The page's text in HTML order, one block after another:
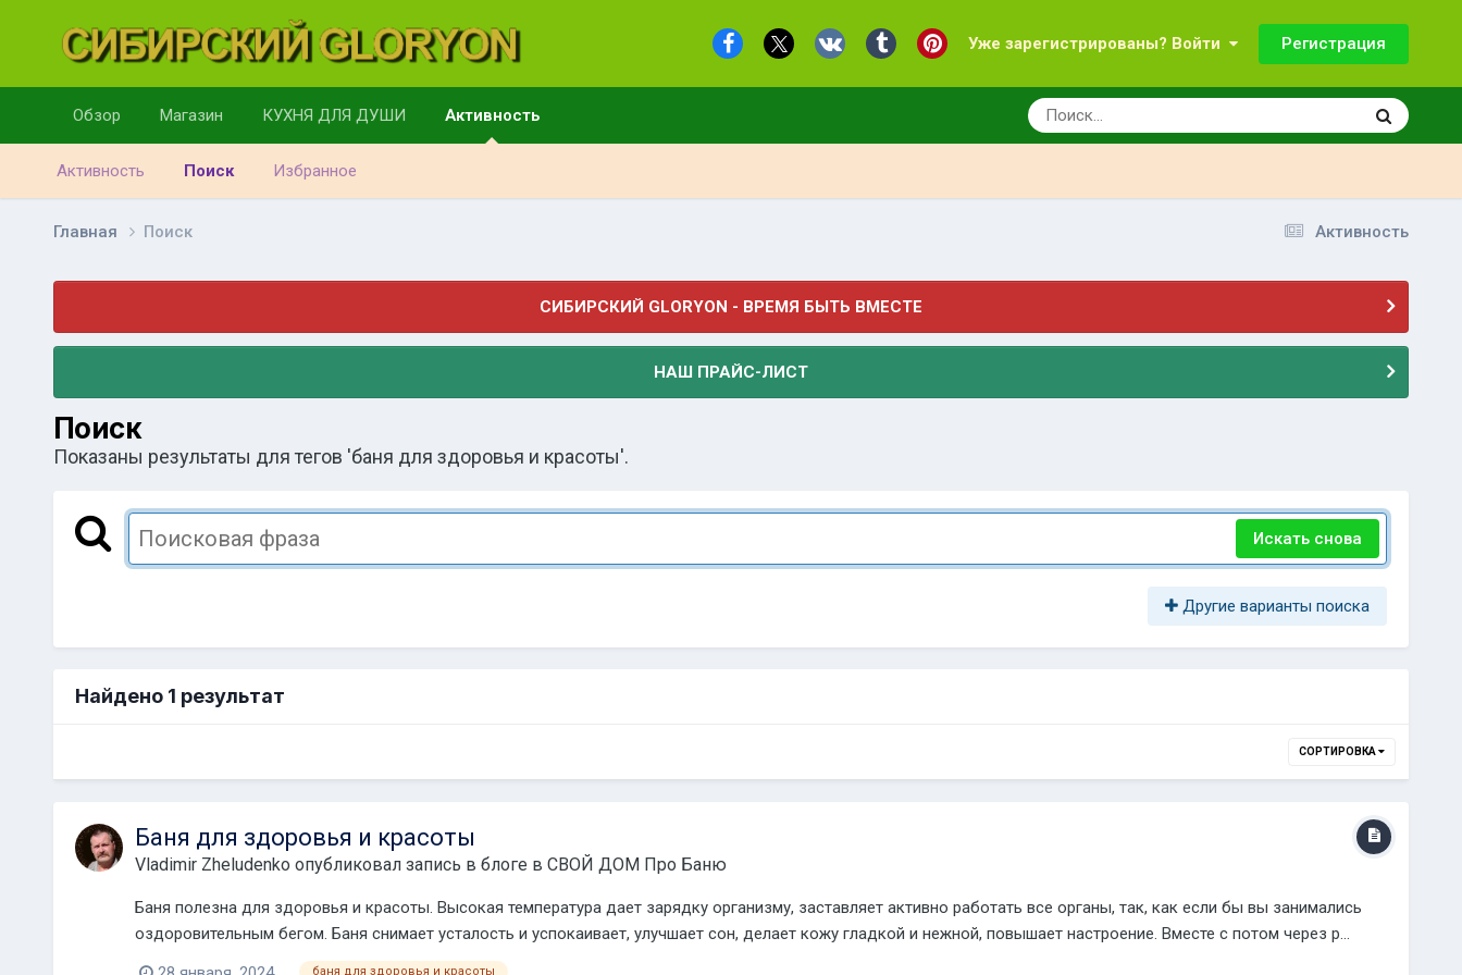
Уже зарегистрированы? Войти Регистрация
Обзор Магазин КУХНЯ ДЛЯ ДУШИ Активность
Активность Поиск Избранное
Активность
Главная Поиск
СИБИРСКИЙ GLORYON - ВРЕМЯ БЫТЬ ВМЕСТЕ
НАШ ПРАЙС-ЛИСТ
Поиск
Показаны результаты для тегов 'баня для здоровья и красоты'.
Искать снова
Другие варианты поиска
Найдено 1 результат
СОРТИРОВКА
Баня для здоровья и красоты
Vladimir Zheludenko опубликовал запись в блоге в СВОЙ ДОМ Про Баню
Баня полезна для здоровья и красоты. Высокая температура дает зарядку организму, заставляет активно работать все органы, так, как если бы вы занимались
оздоровительным бегом. Баня снимает усталость и успокаивает, улучшает сон, делает кожу гладкой и нежной, повышает настроение. Вместе с потом через р...
баня для здоровья и красоты